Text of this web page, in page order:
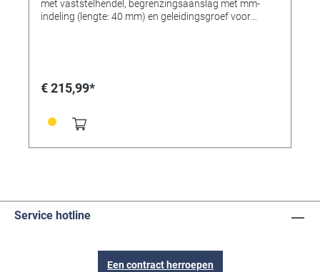
met vaststelhendel, begrenzingsaanslag met mm-
indeling (lengte: 40 mm) en geleidingsgroef voor
€ 215,99*
Service hotline
Een contract herroepen